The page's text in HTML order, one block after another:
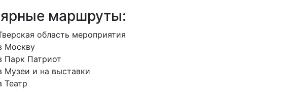
маршруты:
область мероприятия
Москву
Парк Патриот
Музеи и на выставки
Театр